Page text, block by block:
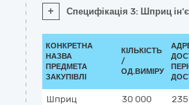
+ Специфікація 3: Шприц
КОНКРЕТНА
НАЗВА
ПРЕДМЕТА
ЗАКУПІВЛІ
КІЛЬКІСТЬ
/
ОД.ВИМІРУ
Шприц
30 000